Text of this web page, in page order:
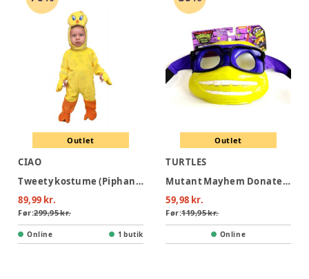
Outlet
CIAO
Tweety kostume (Piphans) - GUL
89,99 kr.
Før:299,95 kr.
Online 1 butik
Outlet
TURTLES
Mutant Mayhem Donatello Mask
59,98 kr.
Før:119,95 kr.
Online